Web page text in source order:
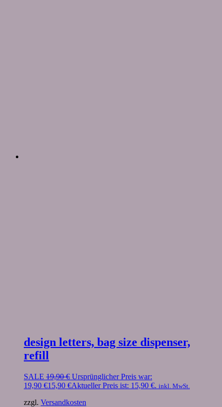
design letters, bag size dispenser,
refill
SALE 19,90€ Ursprünglicher Preis war:
19,90 €15,90 €Aktueller Preis ist: 15,90 €. inkl. MwSt.
zzgl. Versandkosten